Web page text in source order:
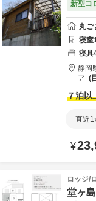
新型コ
丸ご
寝室
寝具
静岡
ア
７泊以
直近1
¥
ロッジ/
堂ヶ